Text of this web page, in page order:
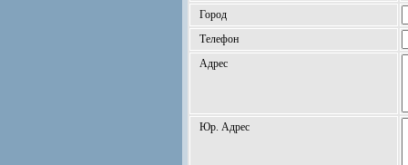
Город
Телефон
Адрес
Юр. Адрес